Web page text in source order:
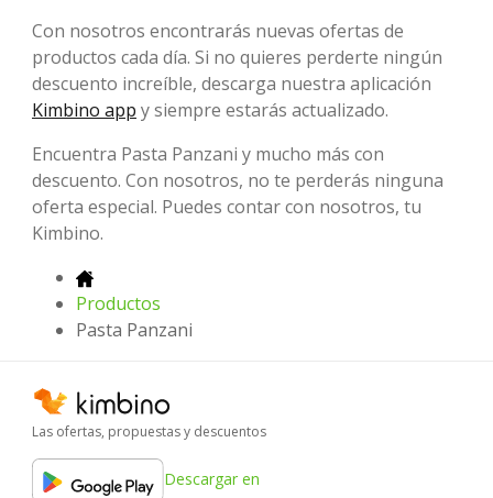
Con nosotros encontrarás nuevas ofertas de
productos cada día. Si no quieres perderte ningún
descuento increíble, descarga nuestra aplicación
Kimbino app y siempre estarás actualizado.
Encuentra Pasta Panzani y mucho más con
descuento. Con nosotros, no te perderás ninguna
oferta especial. Puedes contar con nosotros, tu
Kimbino.
Productos
Pasta Panzani
Las ofertas, propuestas y descuentos
Descargar en